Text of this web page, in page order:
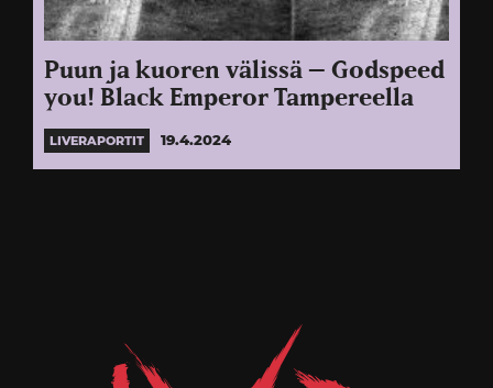
Puun ja kuoren välissä – Godspeed
you! Black Emperor Tampereella
LIVERAPORTIT 19.4.2024